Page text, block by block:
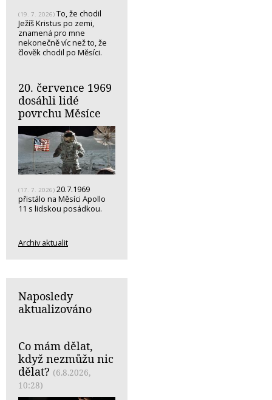
(19. 7. 2026) To, že chodil
Ježíš Kristus po zemi,
znamená pro mne
nekonečně víc než to, že
člověk chodil po Měsíci.
20. července 1969
dosáhli lidé
povrchu Měsíce
(17. 7. 2026) 20.7.1969
přistálo na Měsíci Apollo
11 s lidskou posádkou.
Archiv aktualit
Naposledy
aktualizováno
Co mám dělat,
když nezmůžu nic
dělat? (6.8.2026,
10:28)